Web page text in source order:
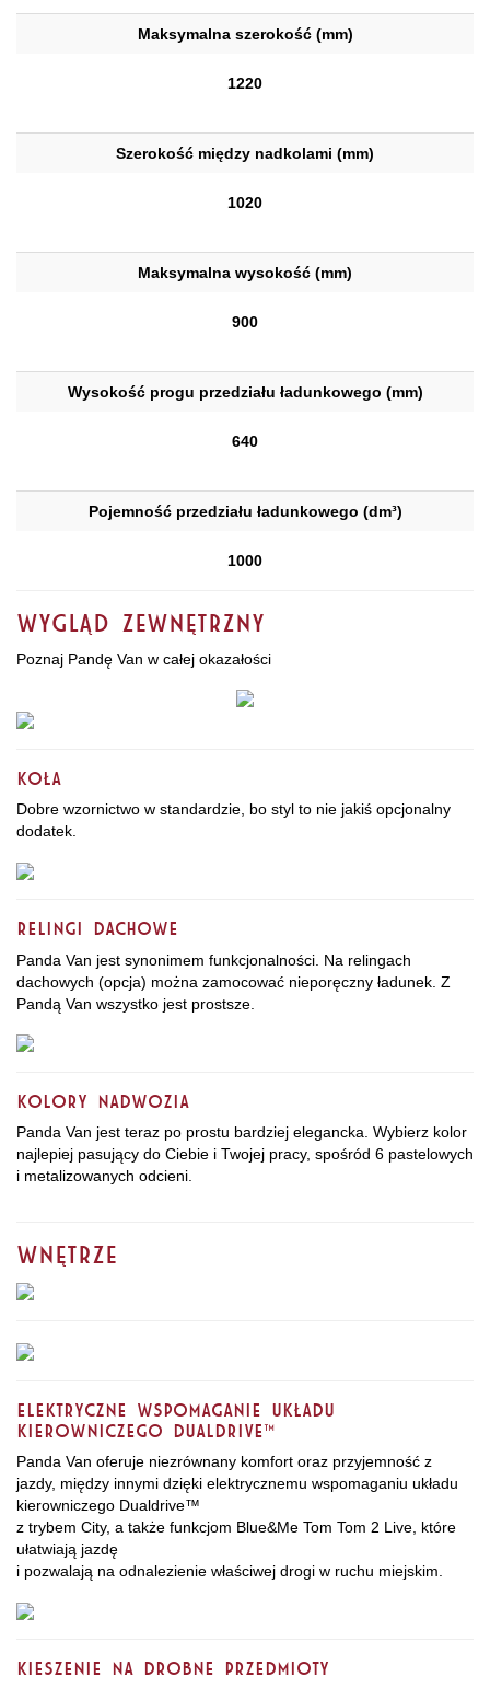
Maksymalna szerokość (mm)
1220
Szerokość między nadkolami (mm)
1020
Maksymalna wysokość (mm)
900
Wysokość progu przedziału ładunkowego (mm)
640
Pojemność przedziału ładunkowego (dm³)
1000
Wygląd zewnętrzny
Poznaj Pandę Van w całej okazałości
Koła
Dobre wzornictwo w standardzie, bo styl to nie jakiś opcjonalny
dodatek.
Relingi dachowe
Panda Van jest synonimem funkcjonalności. Na relingach
dachowych (opcja) można zamocować nieporęczny ładunek. Z
Pandą Van wszystko jest prostsze.
Kolory nadwozia
Panda Van jest teraz po prostu bardziej elegancka. Wybierz kolor
najlepiej pasujący do Ciebie i Twojej pracy, spośród 6 pastelowych
i metalizowanych odcieni.
Wnętrze
Elektryczne wspomaganie układu
kierowniczego Dualdrive™
Panda Van oferuje niezrównany komfort oraz przyjemność z
jazdy, między innymi dzięki elektrycznemu wspomaganiu układu
kierowniczego Dualdrive™
z trybem City, a także funkcjom Blue&Me Tom Tom 2 Live, które
ułatwiają jazdę
i pozwalają na odnalezienie właściwej drogi w ruchu miejskim.
Kieszenie na drobne przedmioty